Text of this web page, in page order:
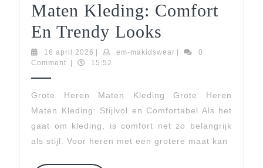
Maten Kleding: Comfort
En Trendy Looks
Grote
Maten
Kleding:
Comfort
16 april 2026 16
april
em-makidswearem-
0
Comment
15:52
Grote Heren Maten Kleding Grote Heren
Maten Kleding: Stijlvol en Comfortabel Als het
gaat om kleding, is comfort net zo belangrijk
als stijl. Voor heren met een grotere maat kan